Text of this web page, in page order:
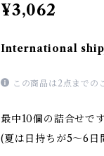
¥3,062
International
この商品は2点までの
最中10個の詰合せで
(夏は日持ちが5～6日